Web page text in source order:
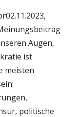
Augen,
ist
meisten
politische